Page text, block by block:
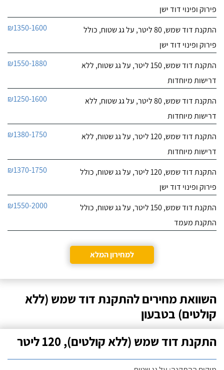
פירוק ופינוי דוד ישן
התקנת דוד שמש, 80 ליטר, על גג שטוח, כולל
פירוק ופינוי דוד ישן
₪1350-1600
התקנת דוד שמש, 150 ליטר, על גג שטוח, ללא
דרישות מיוחדות
₪1550-1880
התקנת דוד שמש, 80 ליטר, על גג שטוח, ללא
דרישות מיוחדות
₪1250-1600
התקנת דוד שמש, 120 ליטר, על גג שטוח, ללא
דרישות מיוחדות
₪1380-1750
התקנת דוד שמש, 120 ליטר, על גג שטוח, כולל
פירוק ופינוי דוד ישן
₪1370-1750
התקנת דוד שמש, 150 ליטר, על גג שטוח, כולל
התקנת מעמד
₪1550-2000
למחירון המלא
השוואת מחירים להתקנת דוד שמש (ללא
קולטים) בטבעון
התקנת דוד שמש (ללא קולטים), 120 ליטר